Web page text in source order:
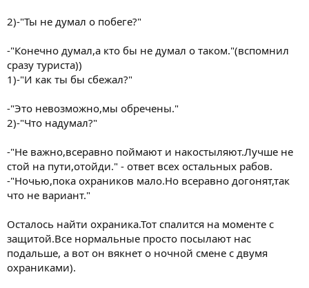
2)-"Ты не думал о побеге?"
-"Конечно думал,а кто бы не думал о таком."(вспомнил
сразу туриста))
1)-"И как ты бы сбежал?"
-"Это невозможно,мы обречены."
2)-"Что надумал?"
-"Не важно,всеравно поймают и накостыляют.Лучше не
стой на пути,отойди." - ответ всех остальных рабов.
-"Ночью,пока охраников мало.Но всеравно догонят,так
что не вариант."
Осталось найти охраника.Тот спалится на моменте с
защитой.Все нормальные просто посылают нас
подальше, а вот он вякнет о ночной смене с двумя
охраниками).